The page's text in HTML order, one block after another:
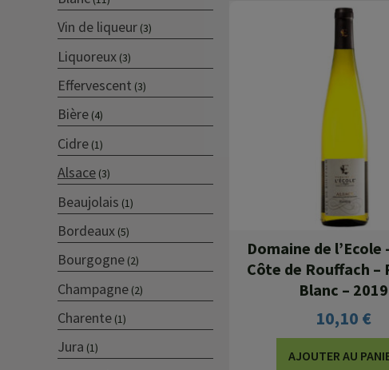
Vin de liqueur (3)
Liquoreux (3)
Effervescent (3)
Bière (4)
Cidre (1)
Alsace (3)
Beaujolais (1)
Bordeaux (5)
Bourgogne (2)
Champagne (2)
Charente (1)
Jura (1)
Domaine de l’Ecole
Côte de Rouffach –
Blanc – 2019
10,10 €
AJOUTER AU